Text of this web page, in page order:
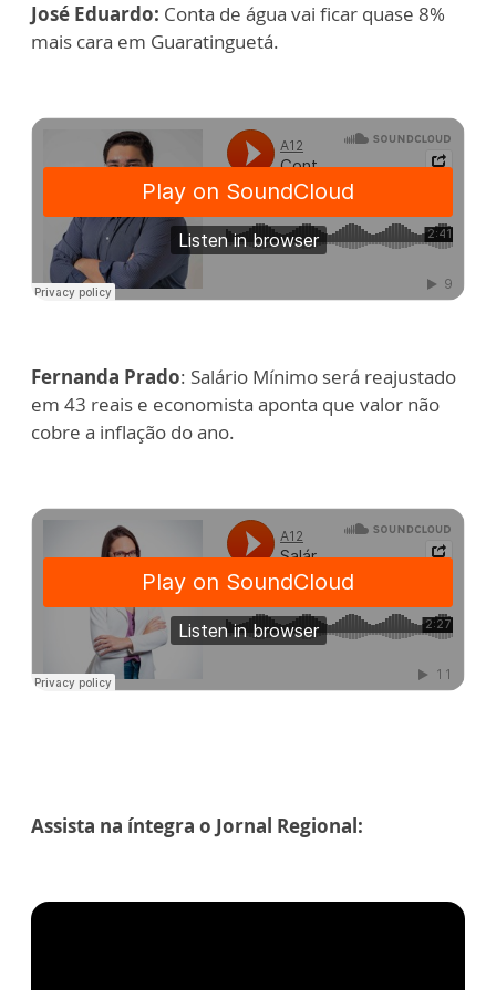
José Eduardo: Conta de água vai ficar quase 8%
mais cara em Guaratinguetá.
Fernanda Prado: Salário Mínimo será reajustado
em 43 reais e economista aponta que valor não
cobre a inflação do ano.
Assista na íntegra o Jornal Regional: